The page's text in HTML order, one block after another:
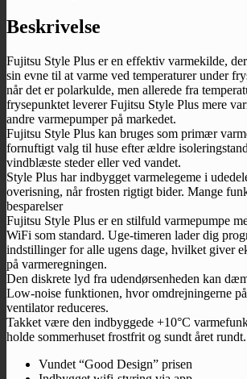
Beskrivelse
Fujitsu Style Plus er en effektiv varmekilde,
sin evne til at varme ved temperaturer under
når det er polarkulde, men allerede fra
frysepunktet leverer Fujitsu Style Plus mere
andre varmepumper på markedet.
Fujitsu Style Plus kan bruges som primær
fornuftigt valg til huse efter ældre
vindblæste steder eller ved vandet.
Style Plus har indbygget varmelegeme i
overisning, når frosten rigtigt bider. Mange
besparelser
Fujitsu Style Plus er en stilfuld varmepumpe
WiFi som standard. Uge-timeren lader dig
indstillinger for alle ugens dage, hvilket giver
på varmeregningen.
Den diskrete lyd fra udendørsenheden kan
Low-noise funktionen, hvor omdrejningerne
ventilator reduceres.
Takket være den indbyggede +10°C
holde sommerhuset frostfrit og sundt året rundt.
Vundet “Good Design” prisen